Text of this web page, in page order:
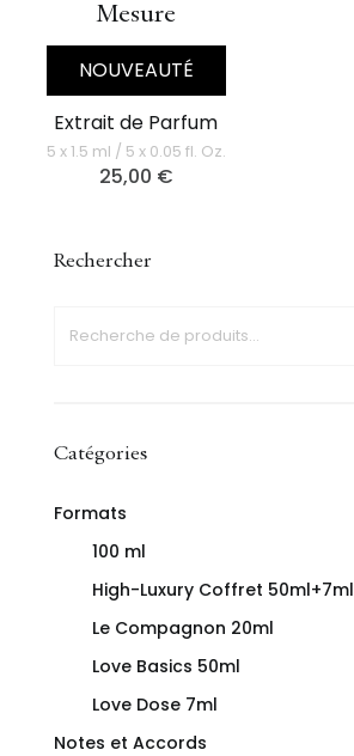
Mesure
NOUVEAUTÉ
Extrait de Parfum
5 x 1.5 ml / 5 x 0.05 fl. Oz.
25,00 €
Rechercher
Catégories
Formats
100 ml
High-Luxury Coffret 50ml+7ml
Le Compagnon 20ml
Love Basics 50ml
Love Dose 7ml
Notes et Accords